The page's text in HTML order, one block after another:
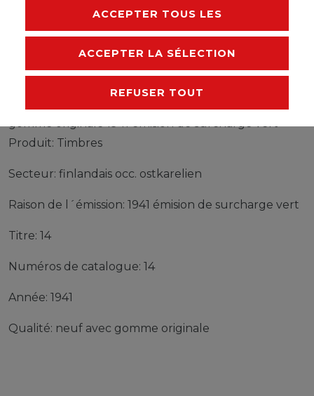
RESPONSABLE DE L'UE
Produit: Timbres
Secteur: finlandais occ. ostkarelien
Raison de l´émission: 1941 émision de surcharge vert
Titre: 14
Numéros de catalogue: 14
Année: 1941
Qualité: neuf avec gomme originale
ACCEPTER TOUS LES
ACCEPTER LA SÉLECTION
REFUSER TOUT